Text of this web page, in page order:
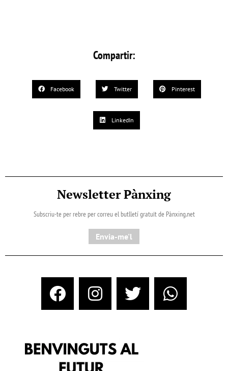
Compartir:
Facebook Twitter Pinterest
LinkedIn
Newsletter Pànxing
Subscriu-te per rebre per correu el butlletí gratuït de Pànxing.net​
Envia-me'l